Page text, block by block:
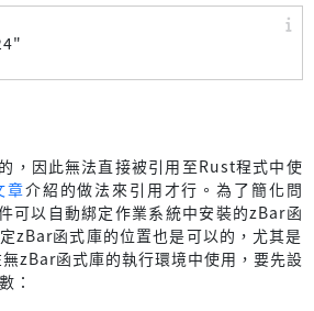
"
，因此無法直接被引用至Rust程式中使
章介紹的做法來引用才行。為了簡化問
可以自動綁定作業系統中安裝的zBar函
zBar函式庫的位置也是可以的，尤其是
zBar函式庫的執行環境中使用，要先設
：